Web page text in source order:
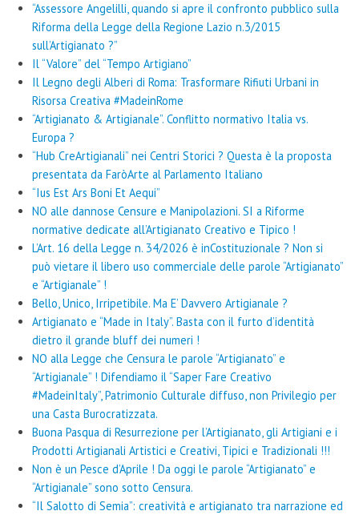
“Assessore Angelilli, quando si apre il confronto pubblico sulla
Riforma della Legge della Regione Lazio n.3/2015
sull’Artigianato ?”
Il “Valore” del “Tempo Artigiano”
Il Legno degli Alberi di Roma: Trasformare Rifiuti Urbani in
Risorsa Creativa #MadeinRome
“Artigianato & Artigianale”. Conflitto normativo Italia vs.
Europa ?
“Hub CreArtigianali” nei Centri Storici ? Questa è la proposta
presentata da FaròArte al Parlamento Italiano
“Ius Est Ars Boni Et Aequi”
NO alle dannose Censure e Manipolazioni. SI a Riforme
normative dedicate all’Artigianato Creativo e Tipico !
L’Art. 16 della Legge n. 34/2026 è inCostituzionale ? Non si
può vietare il libero uso commerciale delle parole “Artigianato”
e “Artigianale” !
Bello, Unico, Irripetibile. Ma E’ Davvero Artigianale ?
Artigianato e “Made in Italy”. Basta con il furto d’identità
dietro il grande bluff dei numeri !
NO alla Legge che Censura le parole “Artigianato” e
“Artigianale” ! Difendiamo il “Saper Fare Creativo
#MadeinItaly”, Patrimonio Culturale diffuso, non Privilegio per
una Casta Burocratizzata.
Buona Pasqua di Resurrezione per l’Artigianato, gli Artigiani e i
Prodotti Artigianali Artistici e Creativi, Tipici e Tradizionali !!!
Non è un Pesce d’Aprile ! Da oggi le parole “Artigianato” e
“Artigianale” sono sotto Censura.
“Il Salotto di Semia”: creatività e artigianato tra narrazione ed